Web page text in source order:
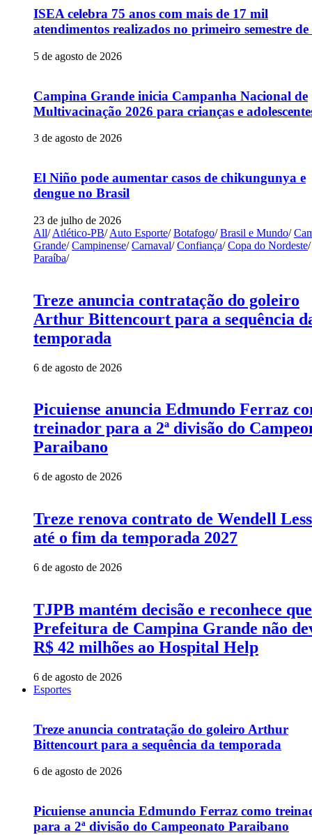
ISEA celebra 75 anos com mais de 17 mil
atendimentos realizados no primeiro semestre de
5 de agosto de 2026
Campina Grande inicia Campanha Nacional de
Multivacinação 2026 para crianças e
3 de agosto de 2026
El Niño pode aumentar casos de chikungunya e
dengue no Brasil
23 de julho de 2026
All/ Atlético-PB/ Auto Esporte/ Botafogo/ Brasil e Mundo/
Grande/ Campinense/ Carnaval/ Confiança/ Copa do Nordeste/
Paraíba/
Treze anuncia contratação do goleiro
Arthur Bittencourt para a sequência
temporada
6 de agosto de 2026
Picuiense anuncia Edmundo Ferraz
treinador para a 2ª divisão do
Paraibano
6 de agosto de 2026
Treze renova contrato de Wendell
até o fim da temporada 2027
6 de agosto de 2026
TJPB mantém decisão e reconhece que
Prefeitura de Campina Grande não
R$ 42 milhões ao Hospital Help
6 de agosto de 2026
Esportes
Treze anuncia contratação do goleiro Arthur
Bittencourt para a sequência da temporada
6 de agosto de 2026
Picuiense anuncia Edmundo Ferraz como
para a 2ª divisão do Campeonato Paraibano